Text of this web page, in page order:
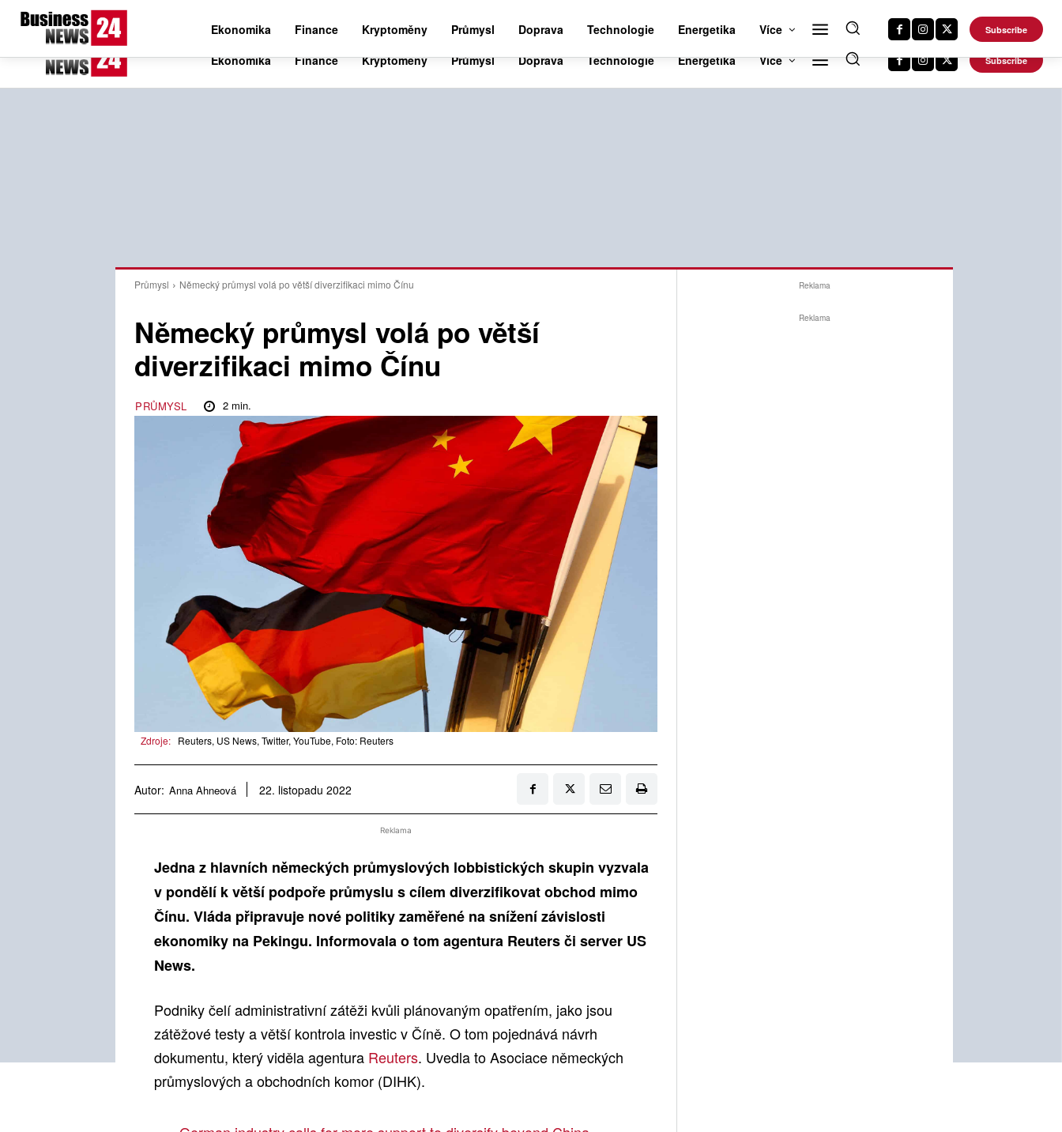
21.6 Czech
Čtvrtek 6. srpna 2026 DALŠÍ WEBY
Ekonomika Finance Kryptoměny Průmysl Doprava Technologie Energetika Více Subscribe
Průmysl Německý průmysl volá po větší diverzifikaci mimo Čínu
Německý průmysl volá po větší
diverzifikaci mimo Čínu
PRŮMYSL 2min.
Zdroje: Reuters, US News, Twitter, YouTube, Foto: Reuters
Autor: Anna Ahneová 22. listopadu 2022
Reklama
Jedna z hlavních německých průmyslových lobbistických skupin vyzvala
v pondělí k větší podpoře průmyslu s cílem diverzifikovat obchod mimo
Čínu. Vláda připravuje nové politiky zaměřené na snížení závislosti
ekonomiky na Pekingu. Informovala o tom agentura Reuters či server US
News.
Podniky čelí administrativní zátěži kvůli plánovaným opatřením, jako jsou
zátěžové testy a větší kontrola investic v Číně. O tom pojednává návrh
dokumentu, který viděla agentura Reuters. Uvedla to Asociace německých
průmyslových a obchodních komor (DIHK).
Reklama
Reklama